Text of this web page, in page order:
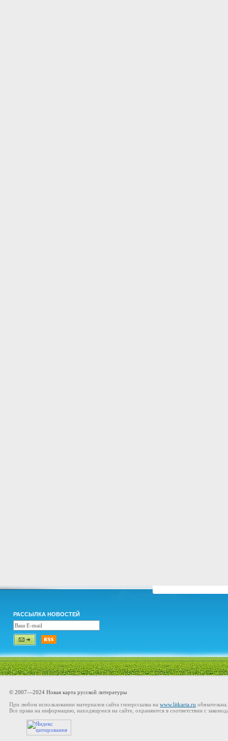
РАССЫЛКА НОВОСТЕЙ
© 2007—2024 Новая карта русской литературы
При любом использовании материалов сайта гиперссылка на www.litkarta.ru обязательна.
Все права на информацию, находящуюся на сайте, охраняются в соответствии с